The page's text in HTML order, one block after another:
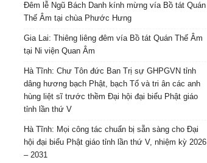
Đêm lễ Ngũ Bách Danh kính mừng vía Bồ tát Quán
Thế Âm tại chùa Phước Hưng
Gia Lai: Thiêng liêng đêm vía Bồ tát Quán Thế Âm
tại Ni viện Quan Âm
Hà Tĩnh: Chư Tôn đức Ban Trị sự GHPGVN tỉnh
dâng hương bạch Phật, bạch Tổ và tri ân các anh
hùng liệt sĩ trước thềm Đại hội đại biểu Phật giáo
tỉnh lần thứ V
Hà Tĩnh: Mọi công tác chuẩn bị sẵn sàng cho Đại
hội đại biểu Phật giáo tỉnh lần thứ V, nhiệm kỳ 2026
– 2031